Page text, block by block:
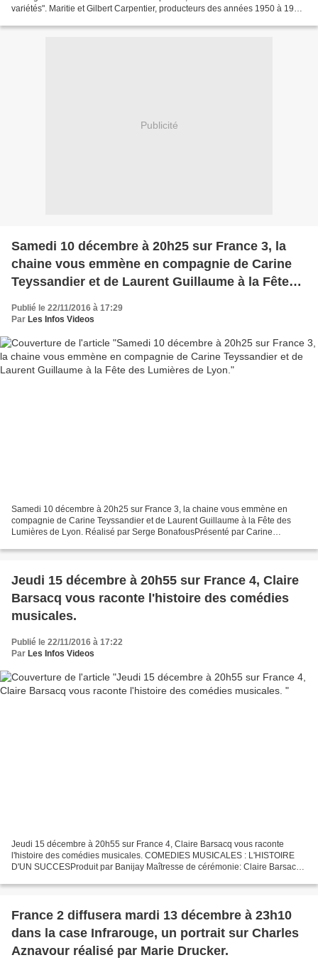
variétés". Maritie et Gilbert Carpentier, producteurs des années 1950 à 1990,
Publicité
Samedi 10 décembre à 20h25 sur France 3, la
chaine vous emmène en compagnie de Carine
Teyssandier et de Laurent Guillaume à la Fête
Publié le 22/11/2016 à 17:29
Par Les Infos Videos
Samedi 10 décembre à 20h25 sur France 3, la chaine vous emmène en
compagnie de Carine Teyssandier et de Laurent Guillaume à la Fête des
Lumières de Lyon. Réalisé par Serge BonafousPrésenté par Carine
Jeudi 15 décembre à 20h55 sur France 4, Claire
Barsacq vous raconte l'histoire des comédies
musicales.
Publié le 22/11/2016 à 17:22
Par Les Infos Videos
Jeudi 15 décembre à 20h55 sur France 4, Claire Barsacq vous raconte
l'histoire des comédies musicales. COMEDIES MUSICALES : L'HISTOIRE
D'UN SUCCESProduit par Banijay Maîtresse de cérémonie: Claire Barsacq
France 2 diffusera mardi 13 décembre à 23h10
dans la case Infrarouge, un portrait sur Charles
Aznavour réalisé par Marie Drucker.